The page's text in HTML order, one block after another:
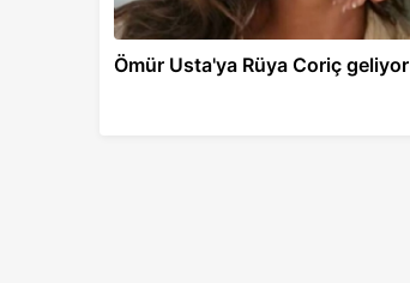
Ömür Usta'ya Rüya Coriç geliyor